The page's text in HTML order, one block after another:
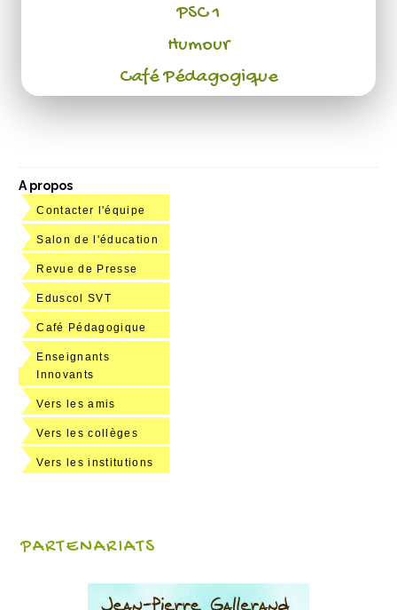
PSC 1
Humour
Café Pédagogique
A propos
Contacter l'équipe
Salon de l'éducation
Revue de Presse
Eduscol SVT
Café Pédagogique
Enseignants
Innovants
Vers les amis
Vers les collèges
Vers les institutions
PARTENARIATS